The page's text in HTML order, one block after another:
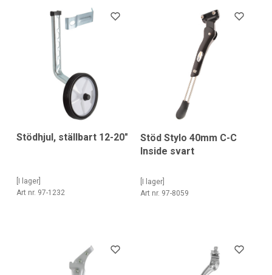
Stödhjul, ställbart 12-20"
[I lager]
Art nr. 97-1232
Stöd Stylo 40mm C-C
Inside svart
[I lager]
Art nr. 97-8059